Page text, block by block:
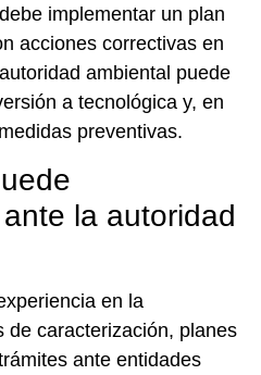
implementar un plan
acciones correctivas en
ambiental puede
a tecnológica y, en
preventivas.
la autoridad
en la
de caracterización, planes
ante entidades